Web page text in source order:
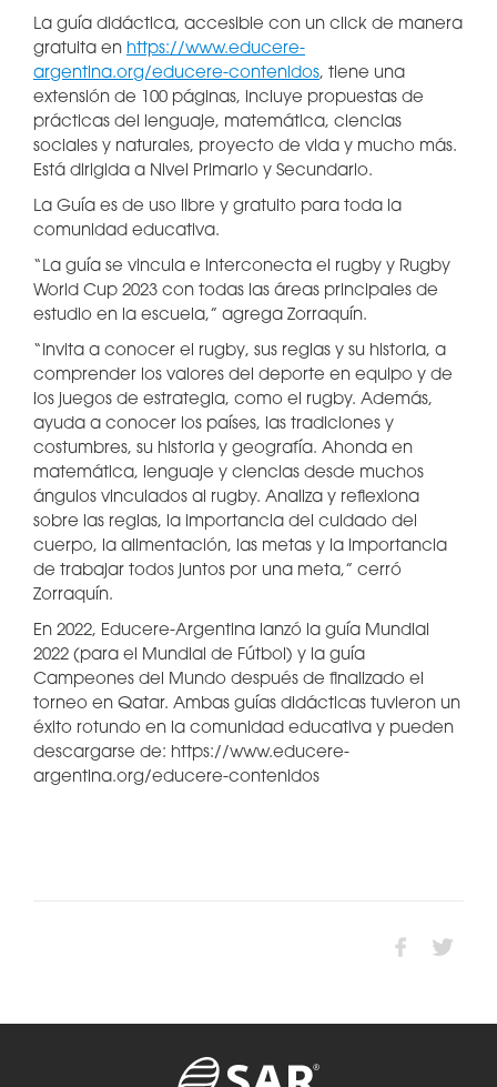
La guía didáctica, accesible con un click de manera
gratuita en https://www.educere-
argentina.org/educere-contenidos, tiene una
extensión de 100 páginas, incluye propuestas de
prácticas del lenguaje, matemática, ciencias
sociales y naturales, proyecto de vida y mucho más.
Está dirigida a Nivel Primario y Secundario.
La Guía es de uso libre y gratuito para toda la
comunidad educativa.
“La guía se vincula e interconecta el rugby y Rugby
World Cup 2023 con todas las áreas principales de
estudio en la escuela,” agrega Zorraquín.
“Invita a conocer el rugby, sus reglas y su historia, a
comprender los valores del deporte en equipo y de
los juegos de estrategia, como el rugby. Además,
ayuda a conocer los países, las tradiciones y
costumbres, su historia y geografía. Ahonda en
matemática, lenguaje y ciencias desde muchos
ángulos vinculados al rugby. Analiza y reflexiona
sobre las reglas, la importancia del cuidado del
cuerpo, la alimentación, las metas y la importancia
de trabajar todos juntos por una meta,” cerró
Zorraquín.
En 2022, Educere-Argentina lanzó la guía Mundial
2022 (para el Mundial de Fútbol) y la guía
Campeones del Mundo después de finalizado el
torneo en Qatar. Ambas guías didácticas tuvieron un
éxito rotundo en la comunidad educativa y pueden
descargarse de: https://www.educere-
argentina.org/educere-contenidos